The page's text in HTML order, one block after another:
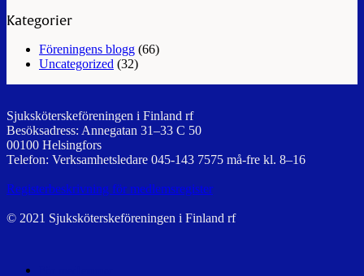
Kategorier
Föreningens blogg (66)
Uncategorized (32)
Sjuksköterskeföreningen i Finland rf
Besöksadress: Annegatan 31–33 C 50
00100 Helsingfors
Telefon: Verksamhetsledare 045-143 7575 må-fre kl. 8–16
Registerbeskrivning för medlemsregister
© 2021 Sjuksköterskeföreningen i Finland rf